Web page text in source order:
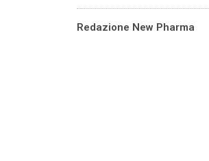
Redazione New Pharma